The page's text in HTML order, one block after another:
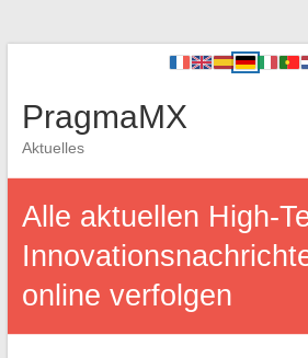
PragmaMX
Aktuelles
Alle aktuellen High-
online verfolgen